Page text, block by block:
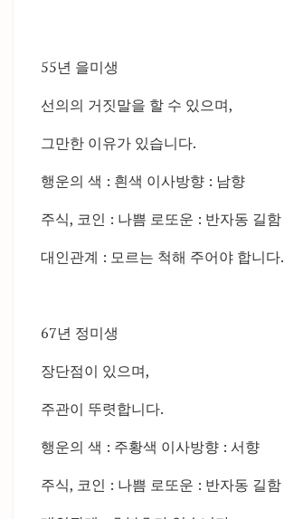
55년 을미생
선의의 거짓말을 할 수 있으며,
그만한 이유가 있습니다.
행운의 색 : 흰색 이사방향 : 남향
주식, 코인 : 나쁨 로또운 : 반자동 길함
대인관계 : 모르는 척해 주어야 합니다.
67년 정미생
장단점이 있으며,
주관이 뚜렷합니다.
행운의 색 : 주황색 이사방향 : 서향
주식, 코인 : 나쁨 로또운 : 반자동 길함